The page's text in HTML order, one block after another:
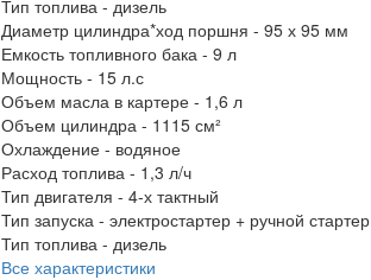
Тип топлива - дизель
Диаметр цилиндра*ход поршня - 95 х 95 мм
Емкость топливного бака - 9 л
Мощность - 15 л.с
Объем масла в картере - 1,6 л
Объем цилиндра - 1115 см²
Охлаждение - водяное
Расход топлива - 1,3 л/ч
Тип двигателя - 4-х тактный
Тип запуска - электростартер + ручной стартер
Тип топлива - дизель
Все характеристики